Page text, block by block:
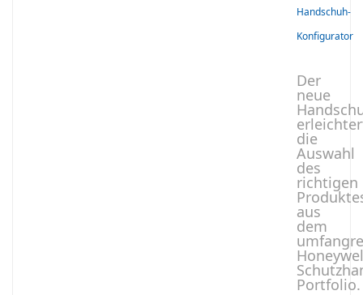
Handschuh-
Konfigurator
Der
neue
die
Auswahl
des
richtigen
aus
dem
Portfolio.